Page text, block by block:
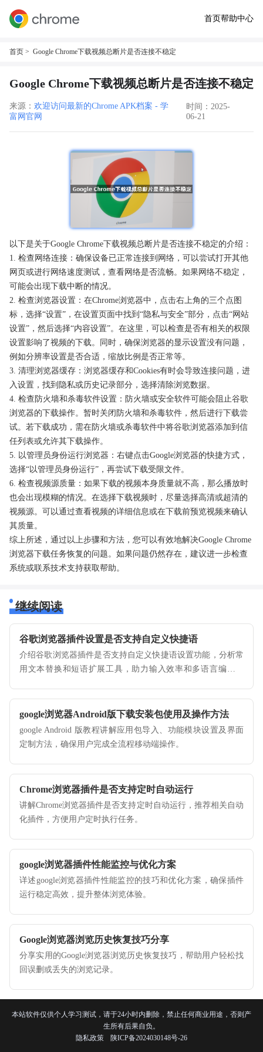
首页帮助中心
首页 > Google Chrome下载视频总断片是否连接不稳定
Google Chrome下载视频总断片是否连接不稳定
来源： 欢迎访问最新的Chrome APK档案 - 学
富网官网
时间：2025-
06-21
以下是关于Google Chrome下载视频总断片是否连接不稳定的介绍：
1. 检查网络连接：确保设备已正常连接到网络，可以尝试打开其他
网页或进行网络速度测试，查看网络是否流畅。如果网络不稳定，
可能会出现下载中断的情况。
2. 检查浏览器设置：在Chrome浏览器中，点击右上角的三个点图
标，选择“设置”，在设置页面中找到“隐私与安全”部分，点击“网站
设置”，然后选择“内容设置”。在这里，可以检查是否有相关的权限
设置影响了视频的下载。同时，确保浏览器的显示设置没有问题，
例如分辨率设置是否合适，缩放比例是否正常等。
3. 清理浏览器缓存：浏览器缓存和Cookies有时会导致连接问题，进
入设置，找到隐私或历史记录部分，选择清除浏览数据。
4. 检查防火墙和杀毒软件设置：防火墙或安全软件可能会阻止谷歌
浏览器的下载操作。暂时关闭防火墙和杀毒软件，然后进行下载尝
试。若下载成功，需在防火墙或杀毒软件中将谷歌浏览器添加到信
任列表或允许其下载操作。
5. 以管理员身份运行浏览器：右键点击Google浏览器的快捷方式，
选择“以管理员身份运行”，再尝试下载受限文件。
6. 检查视频源质量：如果下载的视频本身质量就不高，那么播放时
也会出现模糊的情况。在选择下载视频时，尽量选择高清或超清的
视频源。可以通过查看视频的详细信息或在下载前预览视频来确认
其质量。
综上所述，通过以上步骤和方法，您可以有效地解决Google Chrome
浏览器下载任务恢复的问题。如果问题仍然存在，建议进一步检查
系统或联系技术支持获取帮助。
继续阅读
谷歌浏览器插件设置是否支持自定义快捷语
介绍谷歌浏览器插件是否支持自定义快捷语设置功能，分析常
用文本替换和短语扩展工具，助力输入效率和多语言编写工
google浏览器Android版下载安装包使用及操作方法
google Android 版教程讲解应用包导入、功能模块设置及界面
定制方法，确保用户完成全流程移动端操作。
Chrome浏览器插件是否支持定时自动运行
讲解Chrome浏览器插件是否支持定时自动运行，推荐相关自动
化插件，方便用户定时执行任务。
google浏览器插件性能监控与优化方案
详述google浏览器插件性能监控的技巧和优化方案，确保插件
运行稳定高效，提升整体浏览体验。
Google浏览器浏览历史恢复技巧分享
分享实用的Google浏览器浏览历史恢复技巧，帮助用户轻松找
回误删或丢失的浏览记录。
本站软件仅供个人学习测试，请于24小时内删除，禁止任何商业用途，否则产
生所有后果自负。
隐私政策
陕ICP备2024030148号-26